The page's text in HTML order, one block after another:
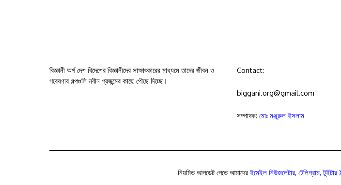
বিজ্ঞানী অর্গ দেশ বিদেশের বিজ্ঞানীদের সাক্ষাৎকারের মাধ্যমে তাদের জীবন ও
গবেষণার গল্পগুলি নবীন প্রজন্মের কাছে পৌছে দিচ্ছে।
Contact:
biggani.org@gmail.com
সম্পাদক: মোঃ মঞ্জুরুল ইসলাম
নিয়মিত আপডেট পেতে আমাদেরইমেইল নিউজলেটার, টেলিগ্রাম,টুইটার